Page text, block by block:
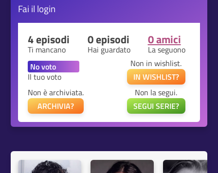
Fai il login
4 episodi
Ti mancano
0 episodi
Hai guardato
0 amici
La seguono
Il tuo voto
Non in wishlist.
IN WISHLIST?
Non è archiviata.
ARCHIVIA?
Non la segui.
SEGUI SERIE?